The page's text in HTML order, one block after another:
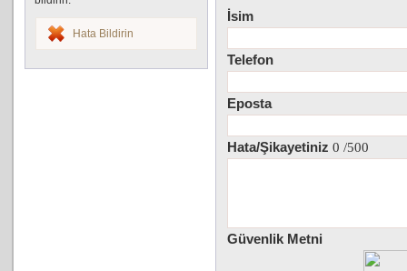
Hata Bildirin
İsim
Telefon
Eposta
Hata/Şikayetiniz 0 /500
Güvenlik Metni